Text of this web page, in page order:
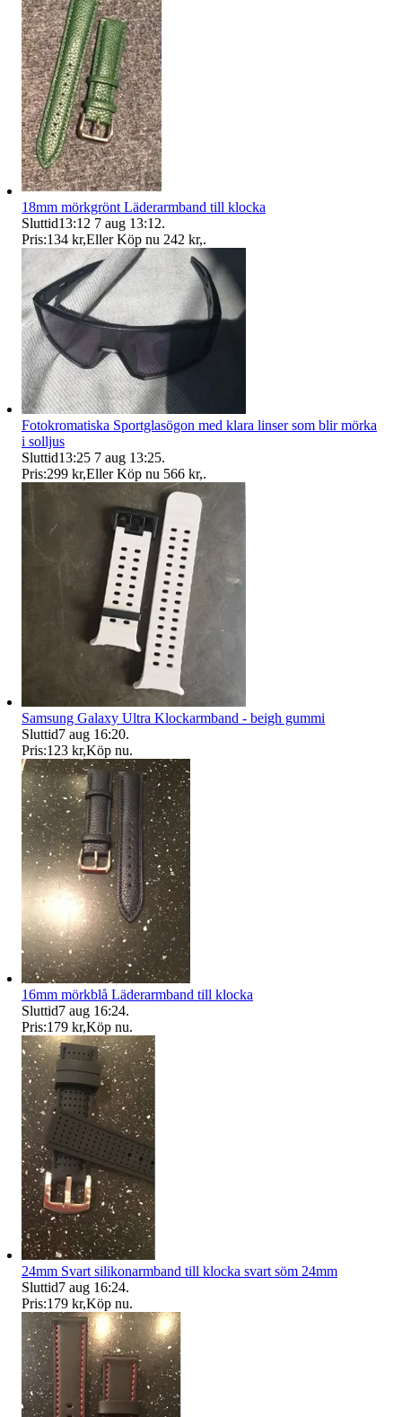
18mm mörkgrönt Läderarmband till klocka
Sluttid13:12 7 aug 13:12.
Pris:134 kr,Eller Köp nu 242 kr,.
Fotokromatiska Sportglasögon med klara linser som blir mörka
i solljus
Sluttid13:25 7 aug 13:25.
Pris:299 kr,Eller Köp nu 566 kr,.
Samsung Galaxy Ultra Klockarmband - beigh gummi
Sluttid7 aug 16:20.
Pris:123 kr,Köp nu.
16mm mörkblå Läderarmband till klocka
Sluttid7 aug 16:24.
Pris:179 kr,Köp nu.
24mm Svart silikonarmband till klocka svart söm 24mm
Sluttid7 aug 16:24.
Pris:179 kr,Köp nu.